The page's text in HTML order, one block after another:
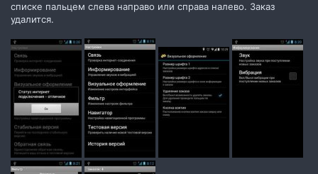
списке пальцем слева направо или справа налево. Заказ
удалится.